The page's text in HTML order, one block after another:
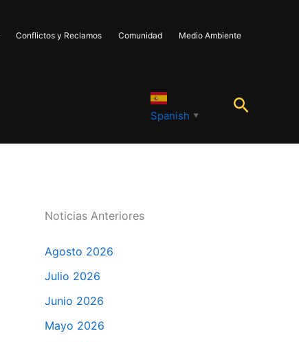
Conflictos y Reclamos Comunidad Medio Ambiente
Spanish ▼
Buscar
Noticias Anteriores
Agosto 2026
Julio 2026
Junio 2026
Mayo 2026